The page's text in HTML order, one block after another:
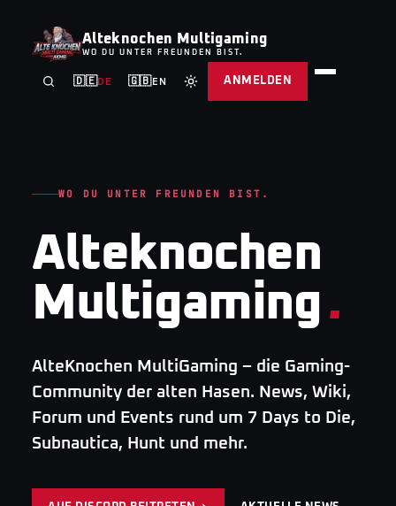
Alteknochen Multigaming
WO DU UNTER FREUNDEN BIST.
🇩🇪DE 🇬🇧EN ANMELDEN
WO DU UNTER FREUNDEN BIST.
Alteknochen
Multigaming.
AlteKnochen MultiGaming – die Gaming-
Community der alten Hasen. News, Wiki,
Forum und Events rund um 7 Days to Die,
Subnautica, Hunt und mehr.